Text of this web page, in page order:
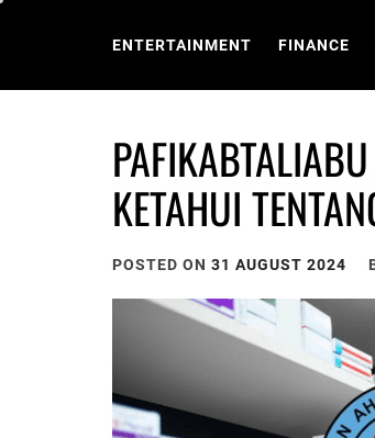
ENTERTAINMENT FINANCE
KETAHUI
POSTED ON 31 AUGUST 2024